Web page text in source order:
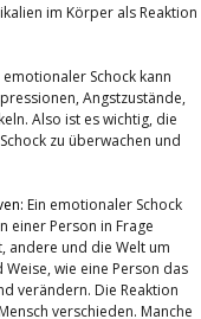
im Körper als Reaktion
emotionaler Schock kann
Angstzustände,
Also ist es wichtig, die
zu überwachen und
Ein emotionaler Schock
einer Person in Frage
andere und die Welt um
wie eine Person das
verändern. Die Reaktion
verschieden. Manche